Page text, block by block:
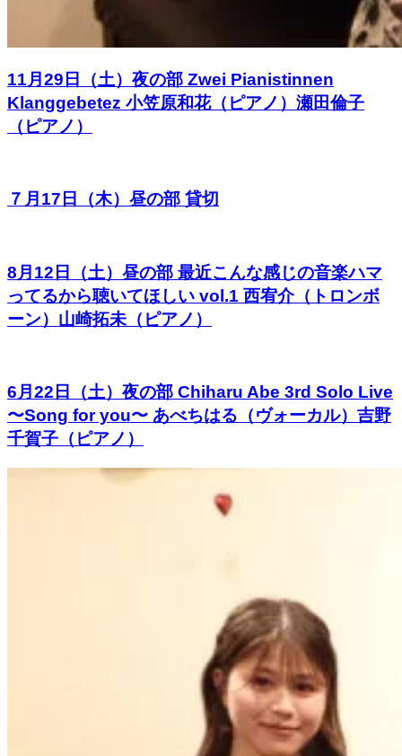
11月29日（土）夜の部 Zwei Pianistinnen
Klanggebetez 小笠原和花（ピアノ）瀬田倫子
（ピアノ）
７月17日（木）昼の部 貸切
8月12日（土）昼の部 最近こんな感じの音楽ハマ
ってるから聴いてほしい vol.1 西宥介（トロンボ
ーン）山崎拓未（ピアノ）
6月22日（土）夜の部 Chiharu Abe 3rd Solo Live
〜Song for you〜 あべちはる（ヴォーカル）吉野
千賀子（ピアノ）